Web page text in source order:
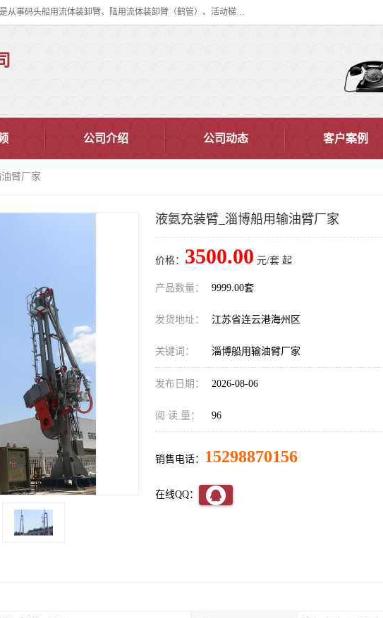
连云港华德石油化工机械有限公司（原连云港石油化工机械总厂），始创于1982年，是从事码头船用流体装卸臂、陆用流体装卸臂（鹤管）、活动梯、钢构平台、定量装车系统等全系列流体装卸设备的设计、制造、销售以及服务的专业供应商。
公司介绍 公司动态 客户案例
臂厂家
液氨充装臂_淄博船用输油臂厂家
价格： 3500.00 元/套 起
产品数量： 9999.00套
发货地址： 江苏省连云港海州区
关键词： 淄博船用输油臂厂家
发布日期： 2026-08-06
阅 读 量： 96
销售电话： 15298870156
在线QQ：